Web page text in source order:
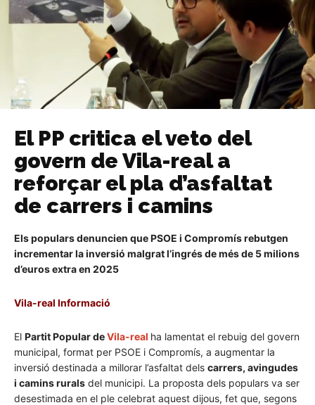
El PP critica el veto del
govern de Vila-real a
reforçar el pla d’asfaltat
de carrers i camins
Els populars denuncien que PSOE i Compromís rebutgen
incrementar la inversió malgrat l’ingrés de més de 5 milions
d’euros extra en 2025
Vila-real Informació
El Partit Popular deVila-real ha lamentat el rebuig del govern
municipal, format per PSOE i Compromís, a augmentar la
inversió destinada a millorar l’asfaltat dels carrers, avingudes
i camins rurals del municipi. La proposta dels populars va ser
desestimada en el ple celebrat aquest dijous, fet que, segons